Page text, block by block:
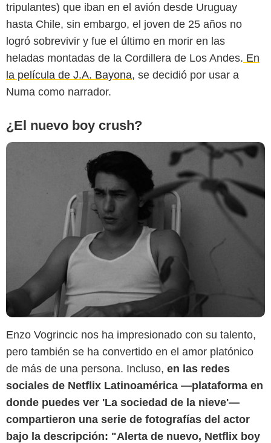
tripulantes) que iban en el avión desde Uruguay
hasta Chile, sin embargo, el joven de 25 años no
logró sobrevivir y fue el último en morir en las
heladas montadas de la Cordillera de Los Andes. En
la película de J.A. Bayona, se decidió por usar a
Numa como narrador.
¿El nuevo boy crush?
Enzo Vogrincic nos ha impresionado con su talento,
pero también se ha convertido en el amor platónico
de más de una persona. Incluso, en las redes
sociales de Netflix Latinoamérica —plataforma en
donde puedes ver 'La sociedad de la nieve'—
compartieron una serie de fotografías del actor
bajo la descripción: "Alerta de nuevo, Netflix boy
Instagram @vogrincicenzo